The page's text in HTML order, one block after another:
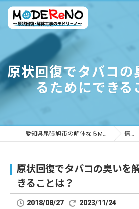
原状回復でタバコの
るためにできる
愛知県尾張旭市の解体ならMODEReNO ～原状回復・解体工事のモドリーノ～ 情報ブログ
原状回復でタバコの臭いを
きることは？
2018/08/27 2023/11/24